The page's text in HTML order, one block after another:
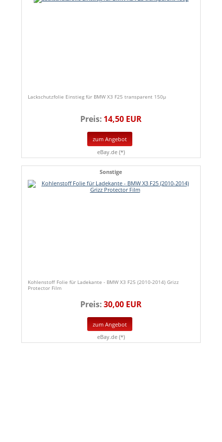
Lackschutzfolie Einstieg für BMW X3 F25 transparent 150µ
Preis: 14,50 EUR
zum Angebot
eBay.de (*)
Sonstige
Kohlenstoff Folie für Ladekante - BMW X3 F25 (2010-2014) Grizz
Protector Film
Preis:30,00 EUR
zum Angebot
eBay.de (*)